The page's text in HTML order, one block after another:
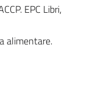
EPC Libri,
alimentare.